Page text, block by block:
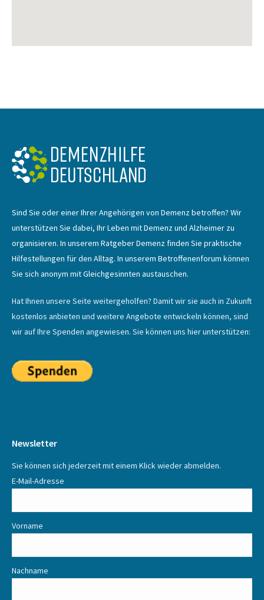
Sind Sie oder einer Ihrer Angehörigen von Demenz betroffen? Wir
unterstützen Sie dabei, Ihr Leben mit Demenz und Alzheimer zu
organisieren. In unserem Ratgeber Demenz finden Sie praktische
Hilfestellungen für den Alltag. In unserem Betroffenenforum können
Sie sich anonym mit Gleichgesinnten austauschen.
Hat Ihnen unsere Seite weitergeholfen? Damit wir sie auch in Zukunft
kostenlos anbieten und weitere Angebote entwickeln können, sind
wir auf Ihre Spenden angewiesen. Sie können uns hier unterstützen:
Newsletter
Sie können sich jederzeit mit einem Klick wieder abmelden.
E-Mail-Adresse
Vorname
Nachname